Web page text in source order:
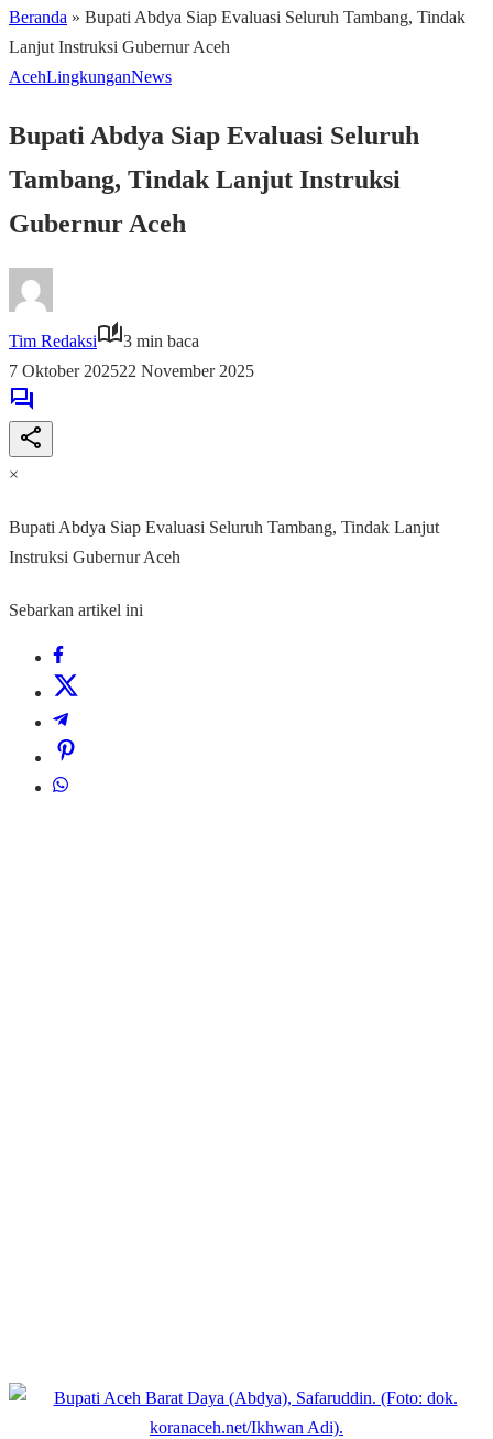
Beranda » Bupati Abdya Siap Evaluasi Seluruh Tambang, Tindak
Lanjut Instruksi Gubernur Aceh
AcehLingkunganNews
Bupati Abdya Siap Evaluasi Seluruh
Tambang, Tindak Lanjut Instruksi
Gubernur Aceh
Tim Redaksi
3 min baca
7 Oktober 202522 November 2025
×
Bupati Abdya Siap Evaluasi Seluruh Tambang, Tindak Lanjut
Instruksi Gubernur Aceh
Sebarkan artikel ini